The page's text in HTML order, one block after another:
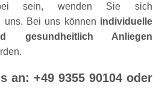
sein, wenden Sie sich
uns. Bei uns können individuelle
gesundheitlich Anliegen
an: +49 9355 90104 oder